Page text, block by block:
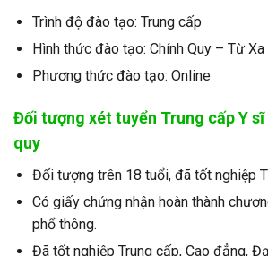
Trình độ đào tạo: Trung cấp
Hình thức đào tạo: Chính Quy – Từ
Phương thức đào tạo: Online
Đối tượng xét tuyển Trung cấp Y
quy
Đối tượng trên 18 tuổi, đã tốt nghiệp
Có giấy chứng nhận hoàn thành
phổ thông.
Đã tốt nghiệp Trung cấp, Cao đẳng,